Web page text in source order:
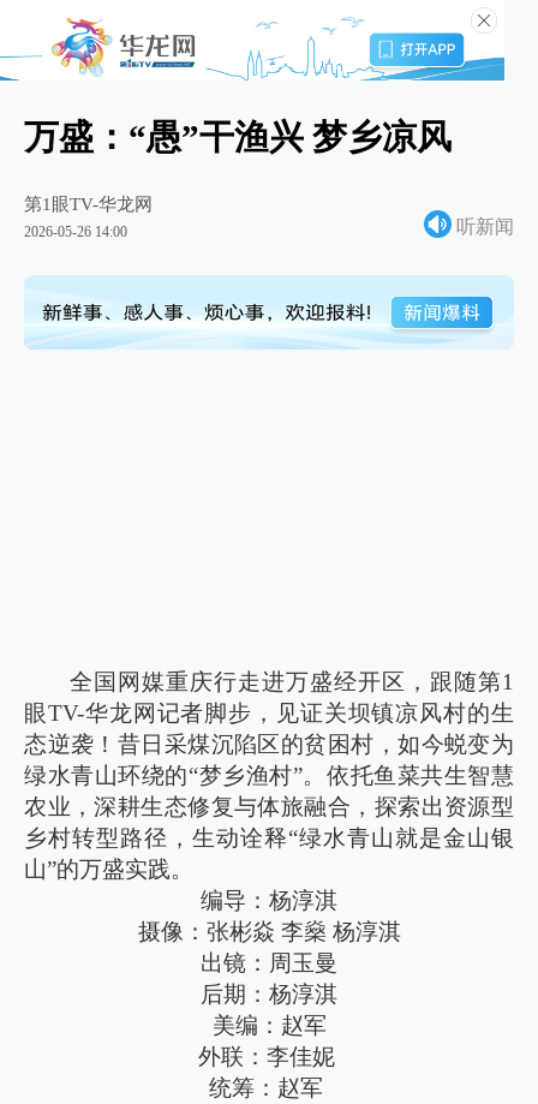
万盛：“愚”干渔兴 梦乡凉风
第1眼TV-华龙网
2026-05-26 14:00 听新闻
全国网媒重庆行走进万盛经开区，跟随第1
眼TV-华龙网记者脚步，见证关坝镇凉风村的生
态逆袭！昔日采煤沉陷区的贫困村，如今蜕变为
绿水青山环绕的“梦乡渔村”。依托鱼菜共生智慧
农业，深耕生态修复与体旅融合，探索出资源型
乡村转型路径，生动诠释“绿水青山就是金山银
山”的万盛实践。
编导：杨淳淇
摄像：张彬焱 李燊 杨淳淇
出镜：周玉曼
后期：杨淳淇
美编：赵军
外联：李佳妮
统筹：赵军